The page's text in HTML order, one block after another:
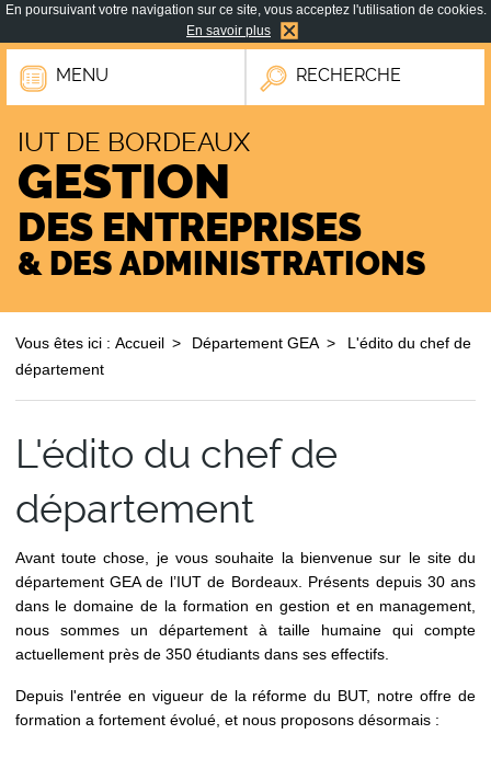
En poursuivant votre navigation sur ce site, vous acceptez l'utilisation de cookies.
En savoir plus
MENU RECHERCHE
IUT DE BORDEAUX
GESTION
DES ENTREPRISES
& DES ADMINISTRATIONS
Vous êtes ici : Accueil Département GEA
L'édito du chef de
département
L'édito du chef de
département
Avant toute chose, je vous souhaite la bienvenue sur le site du
département GEA de l’IUT de Bordeaux. Présents depuis 30 ans
dans le domaine de la formation en gestion et en management,
nous sommes un département à taille humaine qui compte
actuellement près de 350 étudiants dans ses effectifs.
Depuis l'entrée en vigueur de la réforme du BUT, notre offre de
formation a fortement évolué, et nous proposons désormais :